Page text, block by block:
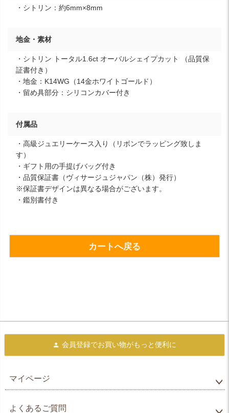
・シトリン：約6mm×8mm
地金・素材
・シトリン トータル1.6ct オーバルシェイプカット （品質保
証書付き）
・地金：K14WG（14金ホワイトゴールド）
・留め具部分：シリコンカバー付き
付属品
・高級ジュエリーケース入り（リボンでラッピング致しま
す）
・ギフト用の手提げバッグ付き
・品質保証書（ヴィサージュジャパン（株）発行）
※保証書デザインは異なる場合がございます。
・鑑別書付き
カートへ戻る
会員登録でお買い物がもっと便利に
マイページ
よくあるご質問